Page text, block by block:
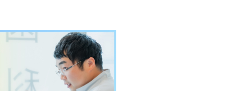
日本歯科名古屋
052-433-2050
月火水金土 10:00〜13:30 /
14:30〜18:00
日本歯科名古屋